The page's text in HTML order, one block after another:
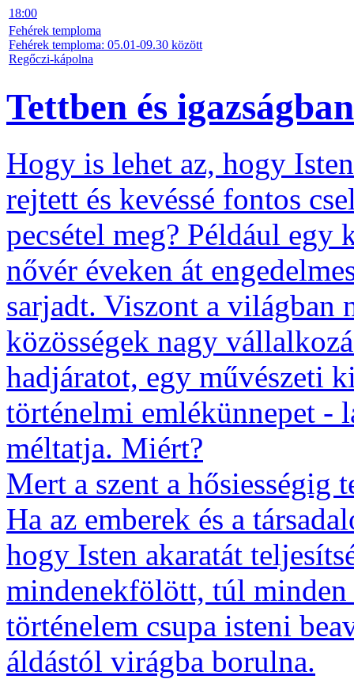
18:00
Fehérek temploma
Fehérek temploma: 05.01-09.30 között
Regőczi-kápolna
Tettben és igazságban
Hogy is lehet az, hogy
rejtett és kevéssé fontos
pecsétel meg? Például
nővér éveken át
sarjadt. Viszont a világban
közösségek nagy
hadjáratot, egy művészeti
történelmi emlékünnepet -
méltatja. Miért?
Mert a szent a hősiességig
Ha az emberek és a
hogy Isten akaratát
mindenekfölött, túl minden
történelem csupa isteni
áldástól virágba borulna.